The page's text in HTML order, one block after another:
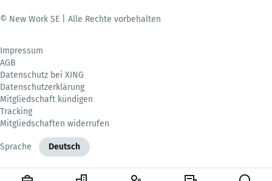
© New Work SE | Alle Rechte vorbehalten
Impressum
AGB
Datenschutz bei XING
Datenschutzerklärung
Mitgliedschaft kündigen
Tracking
Mitgliedschaften widerrufen
Sprache Deutsch